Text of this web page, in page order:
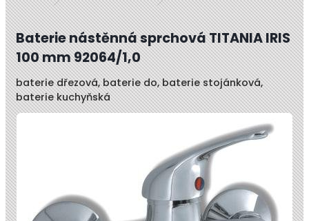
Baterie nástěnná sprchová TITANIA IRIS
100 mm 92064/1,0
baterie dřezová, baterie do, baterie stojánková,
baterie kuchyňská